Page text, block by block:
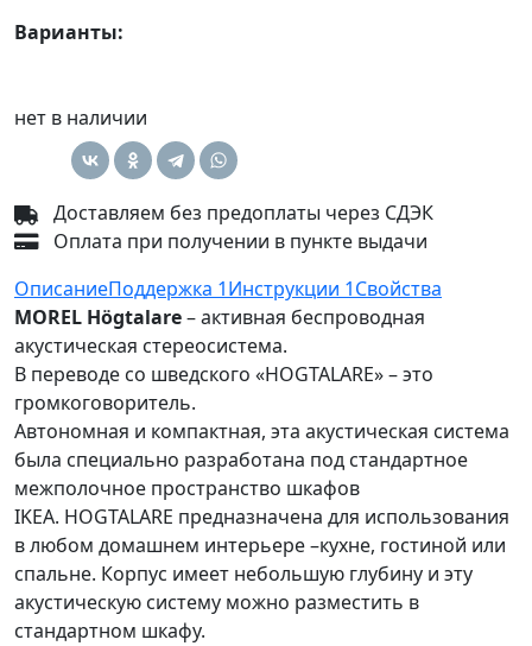
Варианты:
нет в наличии
Доставляем без предоплаты через СДЭК
Оплата при получении в пункте выдачи
ОписаниеПоддержка 1Инструкции 1Свойства
MOREL Högtalare– активная беспроводная
акустическая стереосистема.
В переводе со шведского «HOGTALARE» – это
громкоговоритель.
Автономная и компактная, эта акустическая система
была специально разработана под стандартное
межполочное пространство шкафов
IKEA. HOGTALARE предназначена для использования
в любом домашнем интерьере –кухне, гостиной или
спальне. Корпус имеет небольшую глубину и эту
акустическую систему можно разместить в
стандартном шкафу.